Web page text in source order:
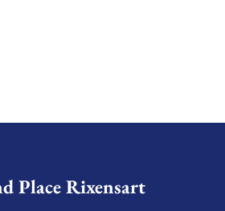
Place Rixensart